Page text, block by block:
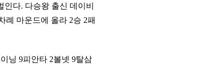
다. 다승왕 출신 데이비
례 마운드에 올라 2승 2패
닝 9피안타 2볼넷 9탈삼